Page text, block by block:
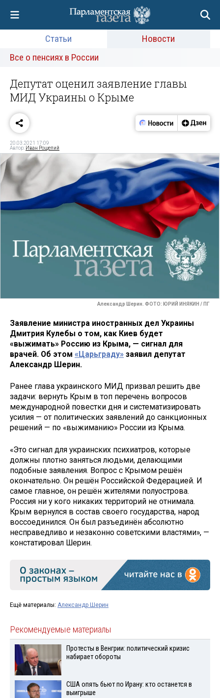
Статьи
Новости
Все о пенсиях в России
Депутат оценил заявление главы
МИД Украины о Крыме
20.03.2021 17:09
Автор: Иван Рощепий
Александр Шерин. ФОТО: ЮРИЙ ИНЯКИН / ПГ
Заявление министра иностранных дел Украины
Дмитрия Кулебы о том, как Киев будет
«выжимать» Россию из Крыма, — сигнал для
врачей. Об этом «Царьграду» заявил депутат
Александр Шерин.
Ранее глава украинского МИД призвал решить две
задачи: вернуть Крым в топ перечень вопросов
международной повестки дня и систематизировать
усилия — от политических заявлений до санкционных
решений — по «выжиманию» России из Крыма.
«Это сигнал для украинских психиатров, которые
должны плотно заняться людьми, делающими
подобные заявления. Вопрос с Крымом решён
окончательно. Он решён Российской Федерацией. И
самое главное, он решён жителями полуострова.
Россия ни у кого никаких территорий не отнимала.
Крым вернулся в состав своего государства, народ
воссоединился. Он был разъединён абсолютно
несправедливо и незаконно советскими властями», —
констатировал Шерин.
Ещё материалы: Александр Шерин
Рекомендуемые материалы
Протесты в Венгрии: политический кризис
набирает обороты
США опять бьют по Ирану: кто останется в
выигрыше